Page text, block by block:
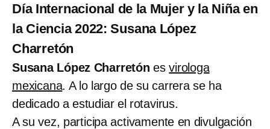
Día Internacional de la Mujer y la Niña en
la Ciencia 2022: Susana López
Charretón
Susana López Charretón esvirologa
mexicana. A lo largo de su carrera se ha
dedicado a estudiar el rotavirus.
A su vez, participa activamente en divulgación